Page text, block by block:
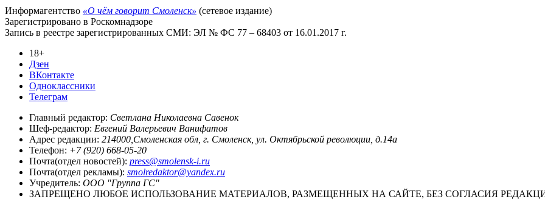
Информагентство «О чём говорит Смоленск» (сетевое издание)
Зарегистрировано в Роскомнадзоре
Запись в реестре зарегистрированных СМИ: ЭЛ № ФС 77 – 68403 от 16.01.2017 г.
18+
Дзен
ВКонтакте
Одноклассники
Телеграм
Главный редактор: Светлана Николаевна Савенок
Шеф-редактор: Евгений Валерьевич Ванифатов
Адрес редакции: 214000,Смоленская обл, г. Смоленск, ул. Октябрьской революции, д.14а
Телефон: +7 (920) 668-05-20
Почта(отдел новостей): press@smolensk-i.ru
Почта(отдел рекламы): smolredaktor@yandex.ru
Учредитель: ООО "Группа ГС"
ЗАПРЕЩЕНО ЛЮБОЕ ИСПОЛЬЗОВАНИЕ МАТЕРИАЛОВ, РАЗМЕЩЕННЫХ НА САЙТЕ, БЕЗ СОГЛАСИЯ